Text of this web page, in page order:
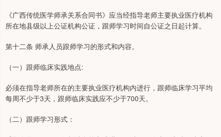
《广西传统医学师承关系合同书》应当经指导老师主要执业医疗机构
所在地县级以上公证机构公证，跟师学习时间自公证之日起计算。
第十二条 师承人员跟师学习的形式和内容。
（一）跟师临床实践地点:
必须在指导老师所在的主要执业医疗机构内进行，跟师临床学习平均
每周不少于3天，跟师临床实践应不少于700天。
（二）跟师学习形式：